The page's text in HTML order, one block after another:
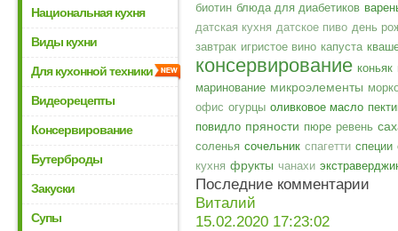
Национальная кухня
Виды кухни
Для кухонной техники
Видеорецепты
Консервирование
Бутерброды
Закуски
Супы
биотин блюда для диабетиков
датская кухня датское пиво день
завтрак игристое вино капуста
консервирование коньяк
маринование микроэлементы
офис огурцы оливковое масло
повидло пряности пюре ревень
соленья сочельник спагетти специи
кухня фрукты чанахи
Последние комментарии
Виталий
15.02.2020 17:23:02